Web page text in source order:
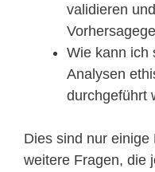
validieren
Wie kann ich
Analysen
durchgeführt
Dies sind nur
weitere Fragen, die